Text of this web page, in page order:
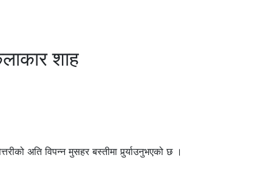
शाह
अति विपन्न मुसहर बस्तीमा पुर्र्याउनुभएको छ ।